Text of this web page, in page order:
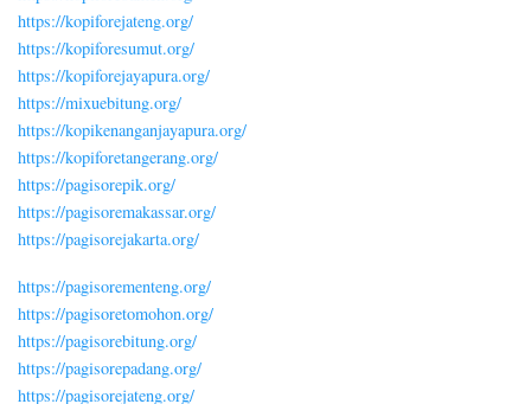
https://kopiforejateng.org/
https://kopiforesumut.org/
https://kopiforejayapura.org/
https://mixuebitung.org/
https://kopikenanganjayapura.org/
https://kopiforetangerang.org/
https://pagisorepik.org/
https://pagisoremakassar.org/
https://pagisorejakarta.org/
https://pagisorementeng.org/
https://pagisoretomohon.org/
https://pagisorebitung.org/
https://pagisorepadang.org/
https://pagisorejateng.org/